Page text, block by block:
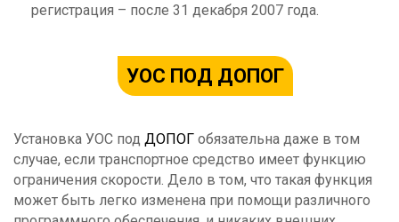
регистрация – после 31 декабря 2007 года.
УОС ПОД ДОПОГ
Установка УОС под ДОПОГ обязательна даже в том
случае, если транспортное средство имеет функцию
ограничения скорости. Дело в том, что такая функция
может быть легко изменена при помощи различного